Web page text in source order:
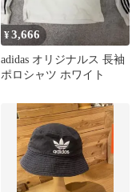
¥3,666
adidas オリジナルス 長袖
ポロシャツ ホワイト